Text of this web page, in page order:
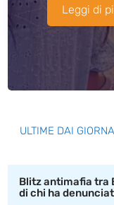
Leggi di
ULTIME DAI
Blitz antimafia tra
di chi ha